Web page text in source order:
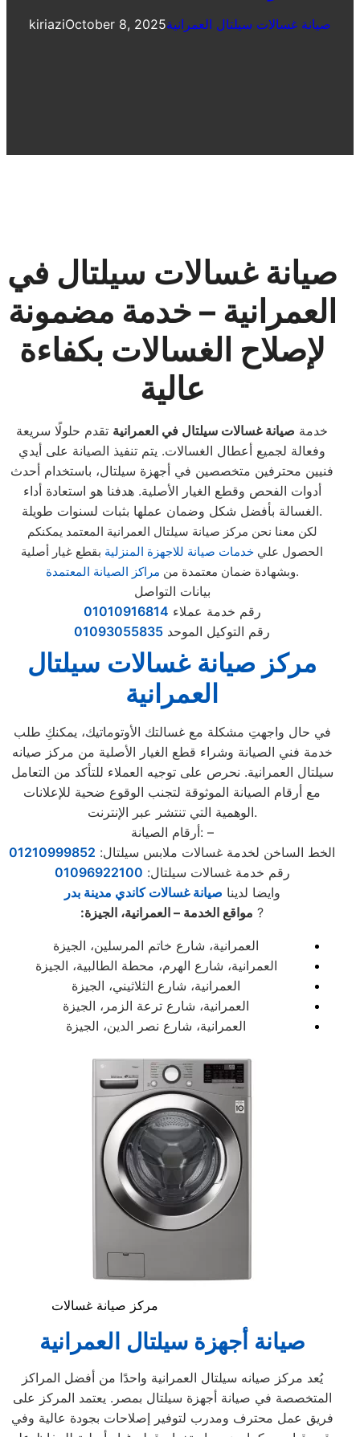
kiriaziOctober 8, 2025صيانة غسالات سيلتال العمرانية
صيانة غسالات سيلتال في
العمرانية – خدمة مضمونة
لإصلاح الغسالات بكفاءة
عالية
خدمة صيانة غسالات سيلتال في العمرانية تقدم حلولًا سريعة
وفعالة لجميع أعطال الغسالات. يتم تنفيذ الصيانة على أيدي
فنيين محترفين متخصصين في أجهزة سيلتال، باستخدام أحدث
أدوات الفحص وقطع الغيار الأصلية. هدفنا هو استعادة أداء
الغسالة بأفضل شكل وضمان عملها بثبات لسنوات طويلة.
لكن معنا نحن مركز صيانة سيلتال العمرانية المعتمد يمكنكم
الحصول علي خدمات صيانة للاجهزة المنزلية بقطع غيار أصلية
وبشهادة ضمان معتمدة من مراكز الصيانة المعتمدة .
بيانات التواصل
رقم خدمة عملاء 01010916814
رقم التوكيل الموحد 01093055835
مركز صيانة غسالات سيلتال
العمرانية
في حال واجهتِ مشكلة مع غسالتك الأوتوماتيك، يمكنكِ طلب
خدمة فني الصيانة وشراء قطع الغيار الأصلية من مركز صيانه
سيلتال العمرانية. نحرص على توجيه العملاء للتأكد من التعامل
مع أرقام الصيانة الموثوقة لتجنب الوقوع ضحية للإعلانات
الوهمية التي تنتشر عبر الإنترنت.
أرقام الصيانة: –
الخط الساخن لخدمة غسالات ملابس سيلتال: 01210999852
رقم خدمة غسالات سيلتال: 01096922100
وايضا لدينا صيانة غسالات كاندي مدينة بدر
? مواقع الخدمة – العمرانية، الجيزة:
العمرانية، شارع خاتم المرسلين، الجيزة
العمرانية، شارع الهرم، محطة الطالبية، الجيزة
العمرانية، شارع الثلاثيني، الجيزة
العمرانية، شارع ترعة الزمر، الجيزة
العمرانية، شارع نصر الدين، الجيزة
مركز صيانة غسالات
صيانة أجهزة سيلتال العمرانية
يُعد مركز صيانه سيلتال العمرانية واحدًا من أفضل المراكز
المتخصصة في صيانة أجهزة سيلتال بمصر. يعتمد المركز على
فريق عمل محترف ومدرب لتوفير إصلاحات بجودة عالية وفي